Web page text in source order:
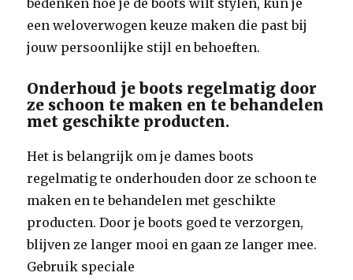
bedenken hoe je de boots wilt stylen, kun je
een weloverwogen keuze maken die past bij
jouw persoonlijke stijl en behoeften.
Onderhoud je boots regelmatig door
ze schoon te maken en te behandelen
met geschikte producten.
Het is belangrijk om je dames boots
regelmatig te onderhouden door ze schoon te
maken en te behandelen met geschikte
producten. Door je boots goed te verzorgen,
blijven ze langer mooi en gaan ze langer mee.
Gebruik speciale